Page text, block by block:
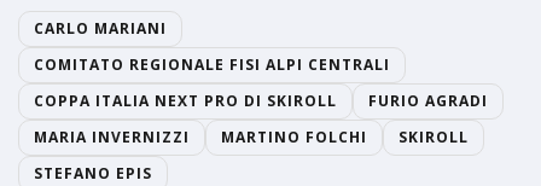
CARLO MARIANI
COMITATO REGIONALE FISI ALPI CENTRALI
COPPA ITALIA NEXT PRO DI SKIROLL
FURIO AGRADI
MARIA INVERNIZZI
MARTINO FOLCHI
SKIROLL
STEFANO EPIS